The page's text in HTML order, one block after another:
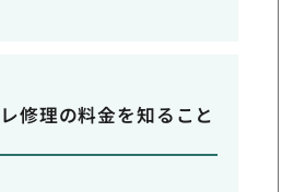
修理の料金を知ること